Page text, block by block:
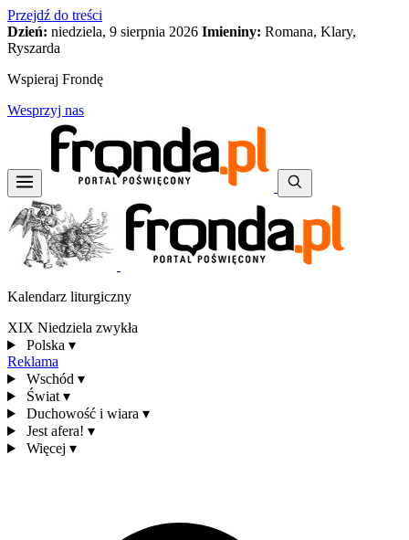
Przejdź do treści
Dzień: niedziela, 9 sierpnia 2026 Imieniny: Romana, Klary,
Ryszarda
Wspieraj Frondę
Wesprzyj nas
Kalendarz liturgiczny
XIX Niedziela zwykła
Polska ▾
Reklama
Wschód ▾
Świat ▾
Duchowość i wiara ▾
Jest afera! ▾
Więcej ▾